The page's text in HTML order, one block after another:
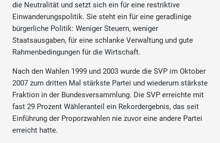
die Neutralität und setzt sich ein für eine restriktive
Einwanderungspolitik. Sie steht ein für eine geradlinige
bürgerliche Politik: Weniger Steuern, weniger
Staatsausgaben, für eine schlanke Verwaltung und gute
Rahmenbedingungen für die Wirtschaft.
Nach den Wahlen 1999 und 2003 wurde die SVP im Oktober
2007 zum dritten Mal stärkste Partei und wiederum stärkste
Fraktion in der Bundesversammlung. Die SVP erreichte mit
fast 29 Prozent Wähleranteil ein Rekordergebnis, das seit
Einführung der Proporzwahlen nie zuvor eine andere Partei
erreicht hatte.